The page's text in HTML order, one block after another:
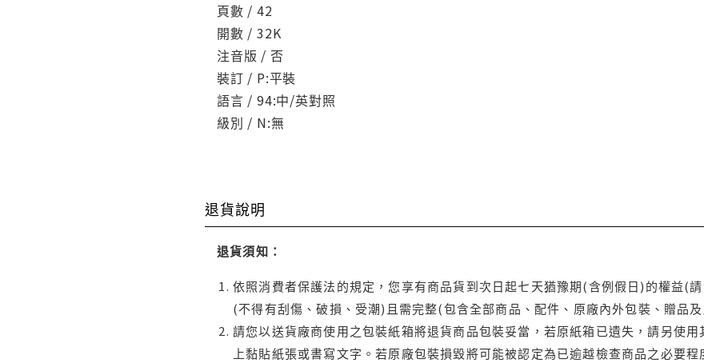
頁數 / 42
開數 / 32K
注音版 / 否
裝訂 / P:平裝
語言 / 94:中/英對照
級別 / N:無
退貨說明
退貨須知：
依照消費者保護法的規定，您享有商品貨到次日起七天猶豫期(含例假日)的權益(
(不得有刮傷、破損、受潮)且需完整(包含全部商品、配件、原廠內外包裝、贈品
請您以送貨廠商使用之包裝紙箱將退貨商品包裝妥當，若原紙箱已遺失，請另使
上黏貼紙張或書寫文字。若原廠包裝損毀將可能被認定為已逾越檢查商品之必要